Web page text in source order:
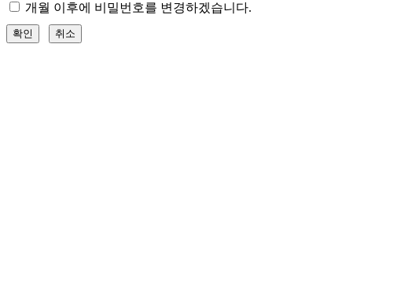
개월 이후에 비밀번호를 변경하겠습니다.
확인 취소